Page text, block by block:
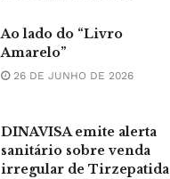
Ao lado do “Livro
Amarelo”
26 DE JUNHO DE 2026
DINAVISA emite alerta
sanitário sobre venda
irregular de Tirzepatida